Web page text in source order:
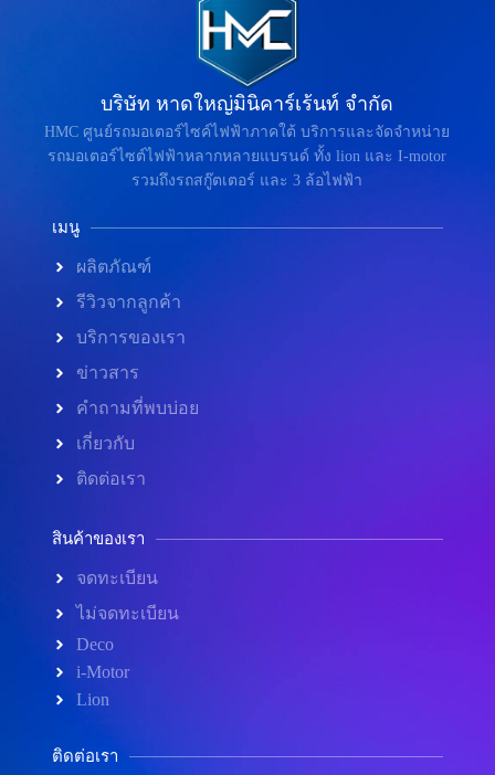
บริษัท หาดใหญ่มินิคาร์เร้นท์ จำกัด
HMC ศูนย์รถมอเตอร์ไซค์ไฟฟ้าภาคใต้ บริการและจัดจำหน่าย
รถมอเตอร์ไซต์ไฟฟ้าหลากหลายแบรนด์ ทั้ง lion และ I-motor
รวมถึงรถสกู๊ตเตอร์ และ 3 ล้อไฟฟ้า
เมนู
ผลิตภัณฑ์
รีวิวจากลูกค้า
บริการของเรา
ข่าวสาร
คำถามที่พบบ่อย
เกี่ยวกับ
ติดต่อเรา
สินค้าของเรา
จดทะเบียน
ไม่จดทะเบียน
Deco
i-Motor
Lion
ติดต่อเรา